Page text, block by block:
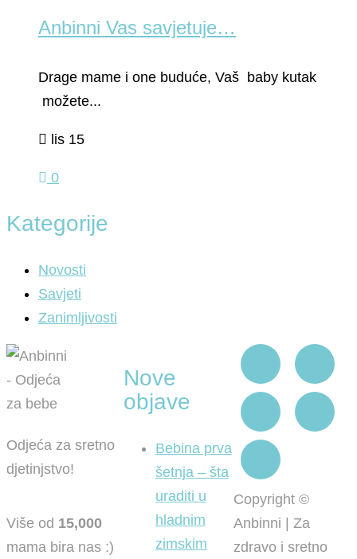
Anbinni Vas savjetuje…
Drage mame i one buduće, Vaš baby kutak
možete...
lis 15
0
Kategorije
Novosti
Savjeti
Zanimljivosti
Odjeća za sretno
djetinjstvo!
Više od 15,000
mama bira nas :)
Nove
objave
Bebina prva
šetnja – šta
uraditi u
hladnim
zimskim
Copyright ©
Anbinni | Za
zdravo i sretno